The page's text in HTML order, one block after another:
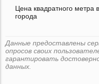
Цена квадратного метра
города
Данные предоставлены
опросов своих
гарантировать
данных.